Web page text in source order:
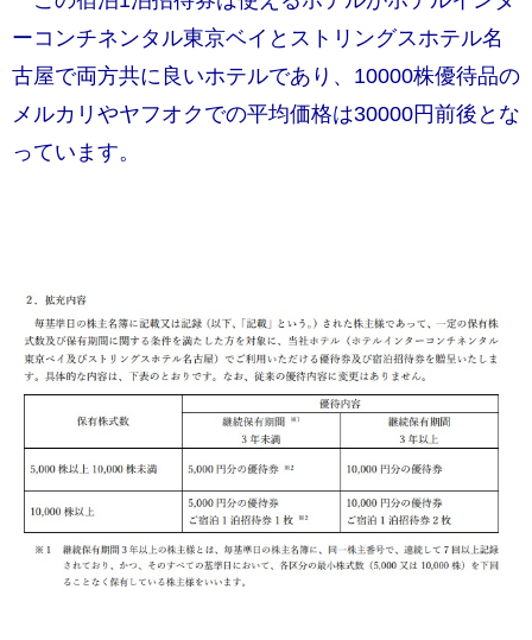
ーコンチネンタル東京ベイとストリングスホテル名
古屋で両方共に良いホテルであり、10000株優待品の
メルカリやヤフオクでの平均価格は30000円前後とな
っています。